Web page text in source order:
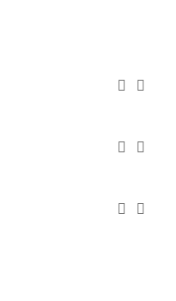




 